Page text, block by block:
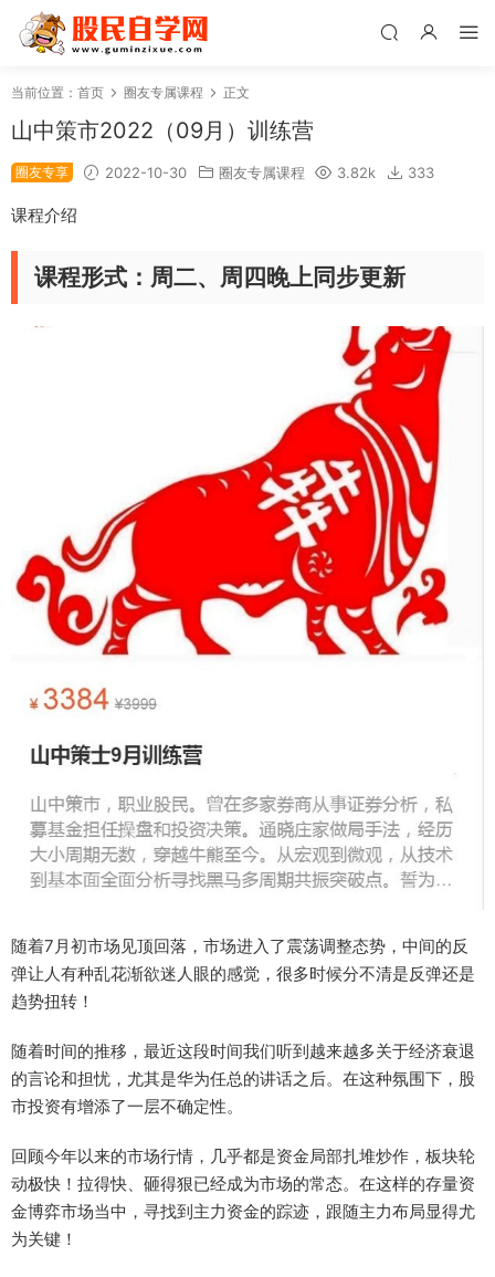
当前位置： 首页 圈友专属课程 正文
山中策市2022（09月）训练营
圈友专享 2022-10-30 圈友专属课程 3.82k 333
课程介绍
课程形式：周二、周四晚上同步更新
随着7月初市场见顶回落，市场进入了震荡调整态势，中间的反
弹让人有种乱花渐欲迷人眼的感觉，很多时候分不清是反弹还是
趋势扭转！
随着时间的推移，最近这段时间我们听到越来越多关于经济衰退
的言论和担忧，尤其是华为任总的讲话之后。在这种氛围下，股
市投资有增添了一层不确定性。
回顾今年以来的市场行情，几乎都是资金局部扎堆炒作，板块轮
动极快！拉得快、砸得狠已经成为市场的常态。在这样的存量资
金博弈市场当中，寻找到主力资金的踪迹，跟随主力布局显得尤
为关键！